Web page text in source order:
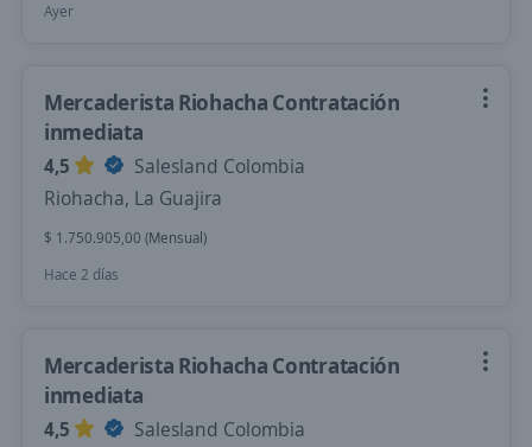
Ayer
Mercaderista Riohacha Contratación
inmediata
4,5
Salesland Colombia
Riohacha, La Guajira
$ 1.750.905,00 (Mensual)
Hace 2 días
Mercaderista Riohacha Contratación
inmediata
4,5
Salesland Colombia